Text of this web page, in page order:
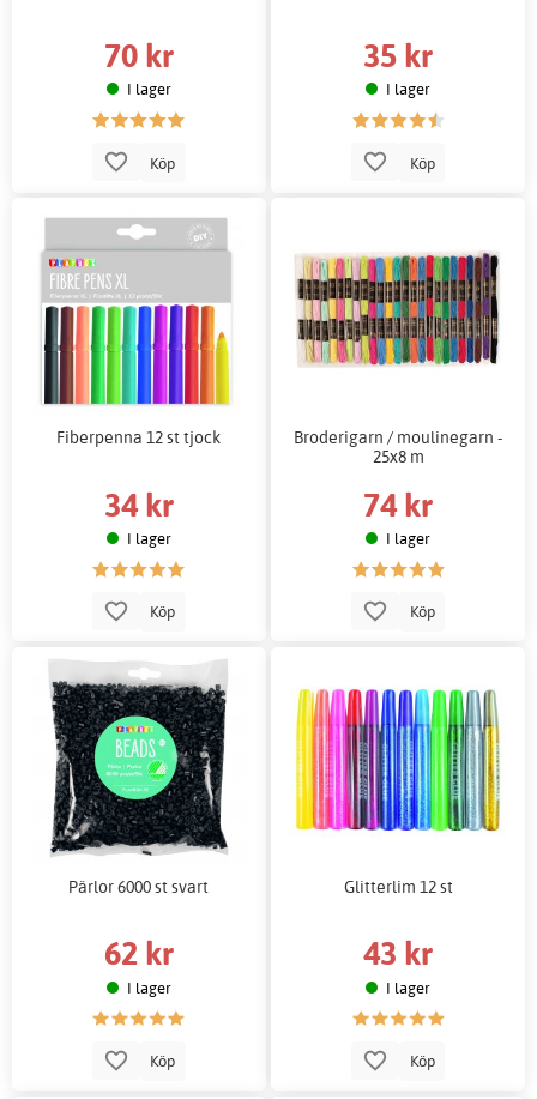
70 kr
I lager
Köp
35 kr
I lager
Köp
Fiberpenna 12 st tjock
34 kr
I lager
Köp
Broderigarn / moulinegarn -
25x8 m
74 kr
I lager
Köp
Pärlor 6000 st svart
62 kr
I lager
Köp
Glitterlim 12 st
43 kr
I lager
Köp